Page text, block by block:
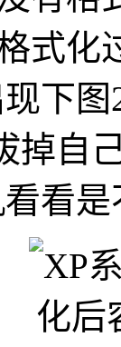
式化
下
掉自
看